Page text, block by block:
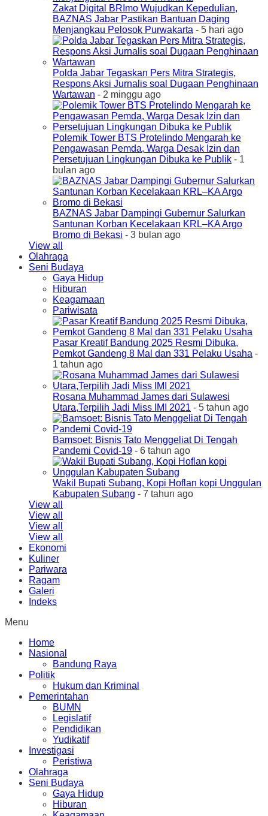
Zakat Digital BRImo Wujudkan Kepedulian,
BAZNAS Jabar Pastikan Bantuan Daging
Menjangkau Pelosok Purwakarta - 5 hari ago
Polda Jabar Tegaskan Pers Mitra Strategis,
Respons Aksi Jurnalis soal Dugaan Penghinaan
Wartawan - 2 minggu ago
Polemik Tower BTS Protelindo Mengarah ke
Pengawasan Pemda, Warga Desak Izin dan
Persetujuan Lingkungan Dibuka ke Publik - 1
bulan ago
BAZNAS Jabar Dampingi Gubernur Salurkan
Santunan Korban Kecelakaan KRL–KA Argo
Bromo di Bekasi - 3 bulan ago
View all
Olahraga
Seni Budaya
Gaya Hidup
Hiburan
Keagamaan
Pariwisata
Pasar Kreatif Bandung 2025 Resmi Dibuka,
Pemkot Gandeng 8 Mal dan 331 Pelaku Usaha -
1 tahun ago
Rosana Muhammad James dari Sulawesi
Utara,Terpilih Jadi Miss IMI 2021 - 5 tahun ago
Bamsoet: Bisnis Tato Menggeliat Di Tengah
Pandemi Covid-19 - 6 tahun ago
Wakil Bupati Subang, Kopi Hoflan kopi Unggulan
Kabupaten Subang - 7 tahun ago
View all
View all
View all
View all
Ekonomi
Kuliner
Pariwara
Ragam
Galeri
Indeks
Menu
Home
Nasional
Bandung Raya
Politik
Hukum dan Kriminal
Pemerintahan
BUMN
Legislatif
Pendidikan
Yudikatif
Investigasi
Peristiwa
Olahraga
Seni Budaya
Gaya Hidup
Hiburan